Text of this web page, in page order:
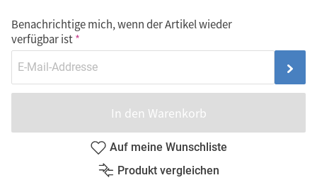
Benachrichtige mich, wenn der Artikel wieder
verfügbar ist
In den Warenkorb
Auf meine Wunschliste
Produkt vergleichen